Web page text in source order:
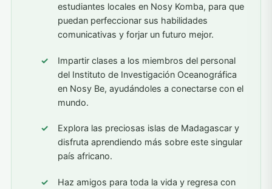
estudiantes locales en Nosy Komba, para que
puedan perfeccionar sus habilidades
comunicativas y forjar un futuro mejor.
Impartir clases a los miembros del personal
del Instituto de Investigación Oceanográfica
en Nosy Be, ayudándoles a conectarse con el
mundo.
Explora las preciosas islas de Madagascar y
disfruta aprendiendo más sobre este singular
país africano.
Haz amigos para toda la vida y regresa con